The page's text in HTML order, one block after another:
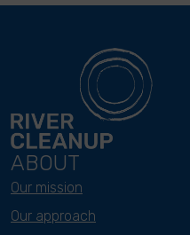
ABOUT
Our mission
Our approach